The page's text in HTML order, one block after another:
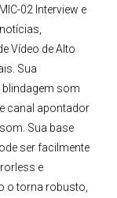
MIC-02 Interview e
Vídeo de Alto
Sua
blindagem som
canal apontador
Sua base
ser facilmente
e
o torna robusto,